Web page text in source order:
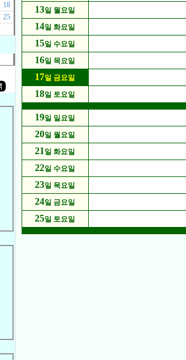
18
25
13일 월요일
14일 화요일
15일 수요일
16일 목요일
17일 금요일
18일 토요일
19일 일요일
20일 월요일
21 일 화요일
22일 수요일
23일 목요일
24일 금요일
25일 토요일